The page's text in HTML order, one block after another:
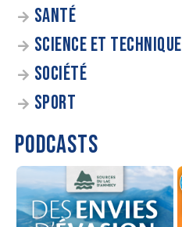
SANTÉ
SCIENCE ET TECHNIQUE
SOCIÉTÉ
SPORT
PODCASTS